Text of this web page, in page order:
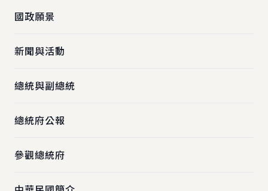
國政願景
新聞與活動
總統與副總統
總統府公報
參觀總統府